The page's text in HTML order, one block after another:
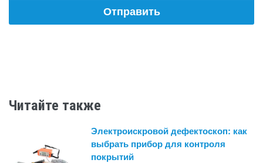
Читайте также
Электроискровой дефектоскоп: как
выбрать прибор для контроля
покрытий